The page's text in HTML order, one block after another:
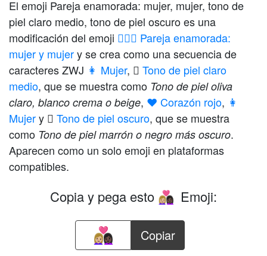
El emoji Pareja enamorada: mujer, mujer, tono de
piel claro medio, tono de piel oscuro es una
modificación del emoji 👩‍❤️‍👩 Pareja enamorada:
mujer y mujery se crea como una secuencia de
caracteres ZWJ 👩 Mujer, 🏼 Tono de piel claro
medio, que se muestra como Tono de piel oliva
claro, blanco crema o beige, ❤️ Corazón rojo, 👩
Mujery 🏿 Tono de piel oscuro, que se muestra
como Tono de piel marrón o negro más oscuro.
Aparecen como un solo emoji en plataformas
compatibles.
Copia y pega esto 👩🏼‍❤️‍👩🏿 Emoji:
Copiar